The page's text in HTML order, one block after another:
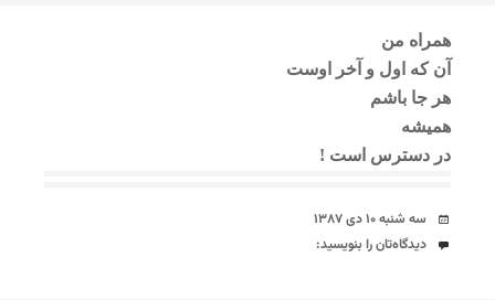
همراه من
آن که اول و آخر اوست
هر جا باشم
همیشه
در دسترس است !
تاریخ
سه شنبه ۱۰ دی ۱۳۸۷
دیدگاه‌ها
دیدگاه‌تان را بنویسید: